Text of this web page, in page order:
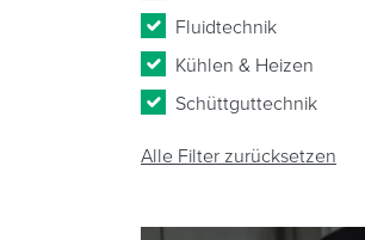
Fluidtechnik
Kühlen & Heizen
Schüttguttechnik
Alle Filter zurücksetzen